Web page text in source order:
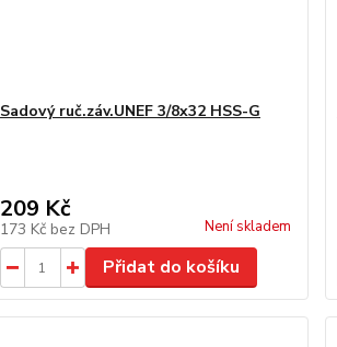
Sadový ruč.záv.UNEF 3/8x32 HSS-G
209 Kč
173 Kč bez DPH Není skladem
Přidat do košíku